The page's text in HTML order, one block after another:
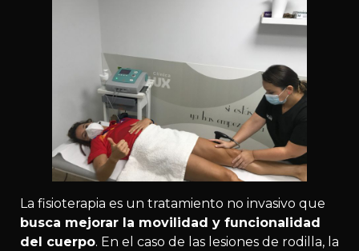
La fisioterapia es un tratamiento no invasivo que
busca mejorar la movilidad y funcionalidad
del cuerpo. En el caso de las lesiones de rodilla, la